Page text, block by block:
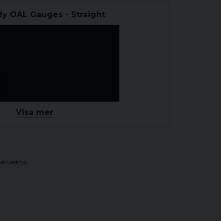
OAL Gauges - Straight
Visa mer